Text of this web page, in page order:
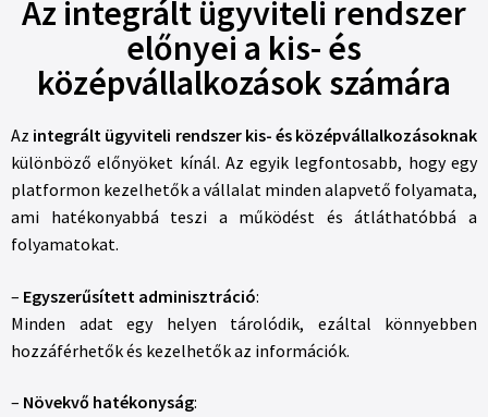
Az integrált ügyviteli rendszer
előnyei a kis- és
középvállalkozások számára
Az integrált ügyviteli rendszer kis- és középvállalkozásoknak
különböző előnyöket kínál. Az egyik legfontosabb, hogy egy
platformon kezelhetők a vállalat minden alapvető folyamata,
ami hatékonyabbá teszi a működést és átláthatóbbá a
folyamatokat.
– Egyszerűsített adminisztráció:
Minden adat egy helyen tárolódik, ezáltal könnyebben
hozzáférhetők és kezelhetők az információk.
– Növekvő hatékonyság: